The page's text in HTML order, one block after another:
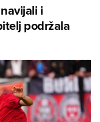
i
podržala